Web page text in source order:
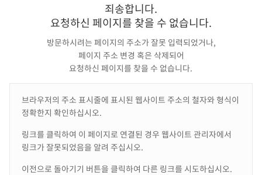
죄송합니다.
요청하신 페이지를 찾을 수 없습니다.
방문하시려는 페이지의 주소가 잘못 입력되었거나,
페이지 주소 변경 혹은 삭제되어
요청하신 페이지를 찾을 수 없습니다.
브라우저의 주소 표시줄에 표시된 웹사이트 주소의 철자와 형식이
정확한지 확인하십시오.
링크를 클릭하여 이 페이지로 연결된 경우 웹사이트 관리자에서
링크가 잘못되었음을 알려 주십시오.
이전으로 돌아기기 버튼을 클릭하여 다른 링크를 시도하십시오.